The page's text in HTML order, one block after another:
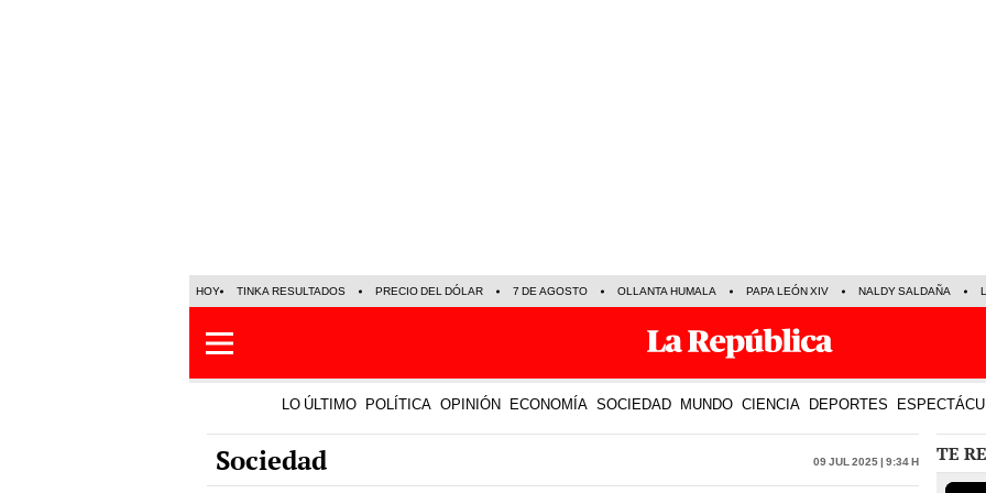
HOY TINKA RESULTADOS PRECIO DEL DÓLAR 7 DE AGOSTO OLLANTA HUMALA PAPA LEÓN XIV NALDY SALDAÑA
LO ÚLTIMO POLÍTICA OPINIÓN ECONOMÍA SOCIEDAD MUNDO CIENCIA DEPORTES
Sociedad 09 Jul 2025 | 9:34 h TE